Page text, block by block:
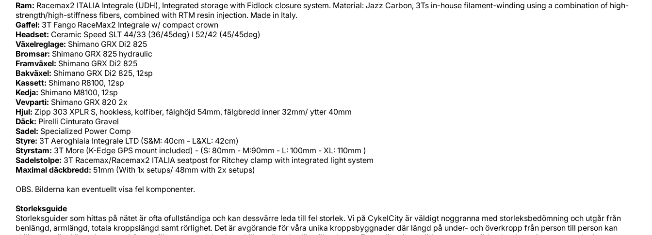
Ram: Racemax2 ITALIA Integrale (UDH), Integrated storage with Fidlock closure system. Material: Jazz Carbon, 3Ts in-house filament-winding using a combination of high-
strength/high-stiffness fibers, combined with RTM resin injection. Made in Italy.
Gaffel: 3T Fango RaceMax2 Integrale w/ compact crown
Headset: Ceramic Speed SLT 44/33 (36/45deg) I 52/42 (45/45deg)
Växelreglage: Shimano GRX Di2 825
Bromsar: Shimano GRX 825 hydraulic
Framväxel: Shimano GRX Di2 825
Bakväxel: Shimano GRX Di2 825, 12sp
Kassett: Shimano R8100, 12sp
Kedja: Shimano M8100, 12sp
Vevparti: Shimano GRX 820 2x
Hjul: Zipp 303 XPLR S, hookless, kolfiber, fälghöjd 54mm, fälgbredd inner 32mm/ ytter 40mm
Däck: Pirelli Cinturato Gravel
Sadel: Specialized Power Comp
Styre: 3T Aeroghiaia Integrale LTD (S&M: 40cm - L&XL: 42cm)
Styrstam: 3T More (K-Edge GPS mount included) - (S: 80mm - M:90mm - L: 100mm - XL: 110mm )
Sadelstolpe: 3T Racemax/Racemax2 ITALIA seatpost for Ritchey clamp with integrated light system
Maximal däckbredd: 51mm (With 1x setups/ 48mm with 2x setups)
OBS. Bilderna kan eventuellt visa fel komponenter.
Storleksguide
Storleksguider som hittas på nätet är ofta ofullständiga och kan dessvärre leda till fel storlek. Vi på CykelCity är väldigt noggranna med storleksbedömning och utgår från
benlängd, armlängd, totala kroppslängd samt rörlighet. Det är avgörande för våra unika kroppsbyggnader där längd på under- och överkropp från person till person kan